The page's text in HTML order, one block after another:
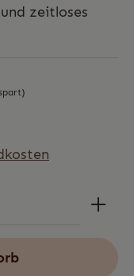
zeitloses